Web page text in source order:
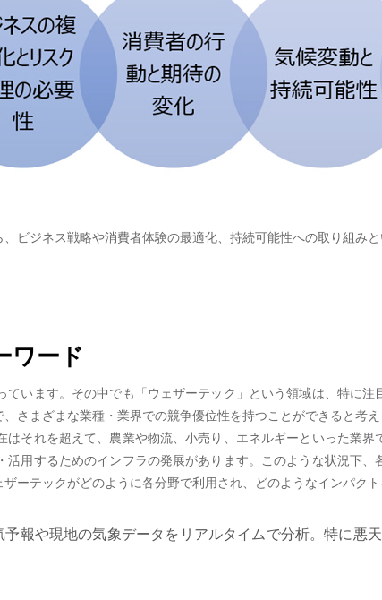
ビジネス戦略や消費者体験の最適化、持続可能性への取り組み
ワード
います。その中でも「ウェザーテック」という領域は、特に
さまざまな業種・業界での競争優位性を持つことができると考え
それを超えて、農業や物流、小売り、エネルギーといった業
用するためのインフラの発展があります。このような状況下
ーテックがどのように各分野で利用され、どのようなインパクト
報や現地の気象データをリアルタイムで分析。特に悪